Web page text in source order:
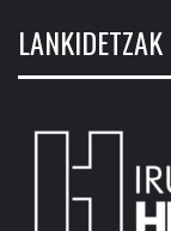
LANKIDETZAK